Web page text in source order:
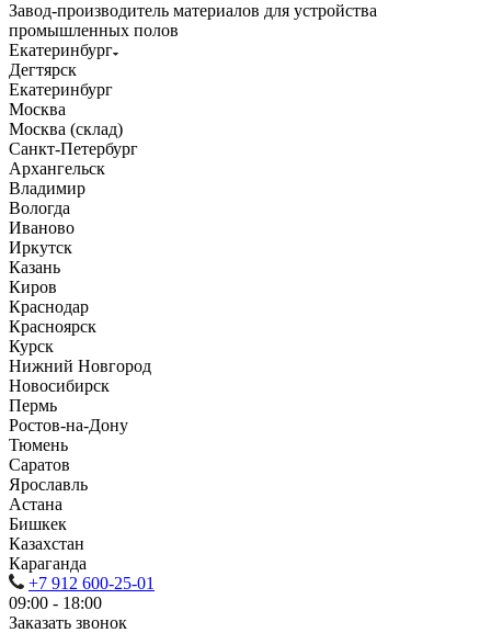
Завод-производитель материалов для устройства
промышленных полов
Екатеринбург
Дегтярск
Екатеринбург
Москва
Москва (склад)
Санкт-Петербург
Архангельск
Владимир
Вологда
Иваново
Иркутск
Казань
Киров
Краснодар
Красноярск
Курск
Нижний Новгород
Новосибирск
Пермь
Ростов-на-Дону
Тюмень
Саратов
Ярославль
Астана
Бишкек
Казахстан
Караганда
+7 912 600-25-01
09:00 - 18:00
Заказать звонок